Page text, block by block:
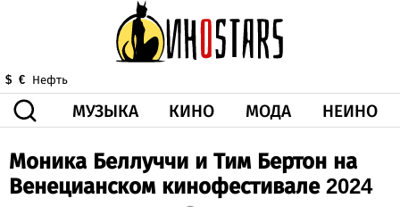
$ € Нефть
МУЗЫКА КИНО МОДА НЕИНО
ЗДОРОВЬЕ КОРОНА ИСКУССТВО
ДРУГОЕ
ВИДЕО
ГОРОСКОП О НАС
Моника Беллуччи и Тим Бертон на
Венецианском кинофестивале 2024